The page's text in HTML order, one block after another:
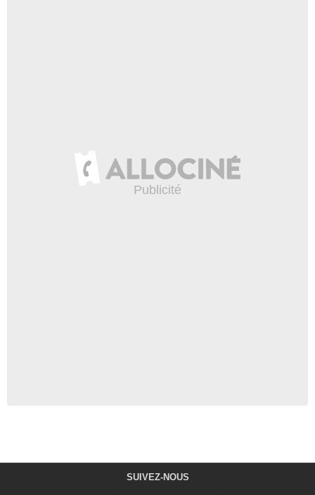
SUIVEZ-NOUS